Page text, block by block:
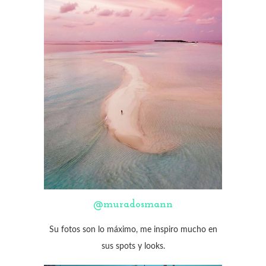
@muradosmann
Su fotos son lo máximo, me inspiro mucho en
sus spots y looks.